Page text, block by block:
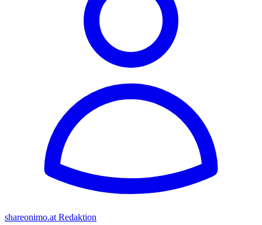
shareonimo.at Redaktion